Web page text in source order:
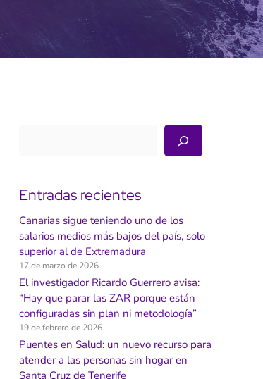
Entradas recientes
Canarias sigue teniendo uno de los
salarios medios más bajos del país, solo
superior al de Extremadura
17 de marzo de 2026
El investigador Ricardo Guerrero avisa:
“Hay que parar las ZAR porque están
configuradas sin plan ni metodología”
19 de febrero de 2026
Puentes en Salud: un nuevo recurso para
atender a las personas sin hogar en
Santa Cruz de Tenerife